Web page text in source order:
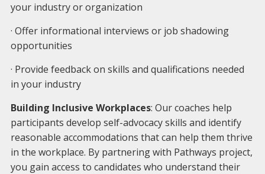
your industry or organization
· Offer informational interviews or job shadowing
opportunities
· Provide feedback on skills and qualifications needed
in your industry
Building Inclusive Workplaces: Our coaches help
participants develop self-advocacy skills and identify
reasonable accommodations that can help them thrive
in the workplace. By partnering with Pathways project,
you gain access to candidates who understand their